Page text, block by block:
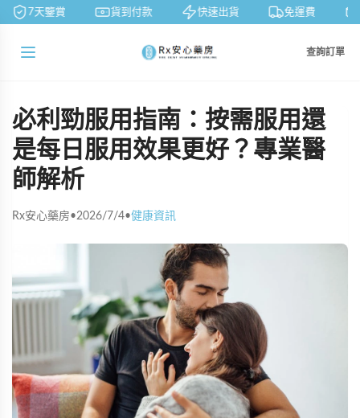
7天鑒賞 貨到付款 快速出貨 免運費
查詢訂單
必利勁服用指南：按需服用還
是每日服用效果更好？專業醫
師解析
Rx安心藥房•2026/7/4•健康資訊